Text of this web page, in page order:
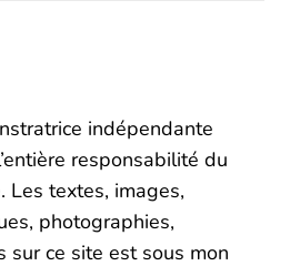
indépendante
responsabilité du
Les textes, images,
photographies,
ce site est sous mon